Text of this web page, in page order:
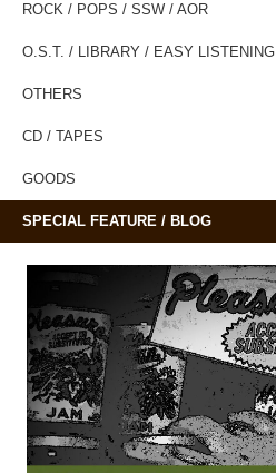
ROCK / POPS / SSW / AOR
O.S.T. / LIBRARY / EASY LISTENING
OTHERS
CD / TAPES
GOODS
SPECIAL FEATURE / BLOG